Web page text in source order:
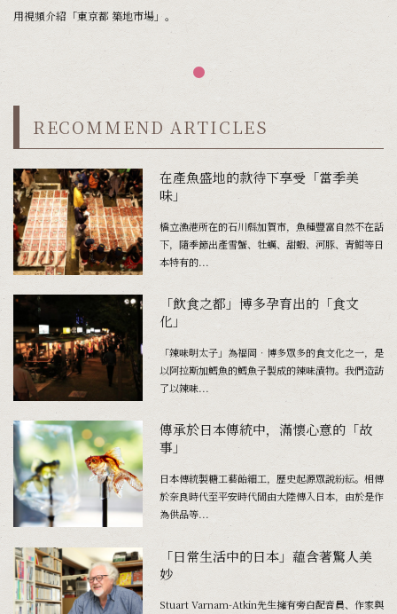
用視頻介紹「東京都 築地市場」。
RECOMMEND ARTICLES
在產魚盛地的款待下享受「當季美
味」
橋立漁港所在的石川縣加賀市，魚種豐富自然不在話
下，隨季節出產雪蟹、牡蠣、甜蝦、河豚、青魽等日
本特有的...
「飲食之都」博多孕育出的「食文
化」
「辣味明太子」為福岡‧博多眾多的食文化之一，是
以阿拉斯加鱈魚的鱈魚子製成的辣味漬物。我們造訪
了以辣味...
傳承於日本傳統中，滿懷心意的「故
事」
日本傳統製糖工藝飴細工，歷史起源眾說紛紜。相傳
於奈良時代至平安時代間由大陸傳入日本，由於是作
為供品等...
「日常生活中的日本」蘊含著驚人美
妙
Stuart Varnam-Atkin先生擁有旁白配音員、作家與